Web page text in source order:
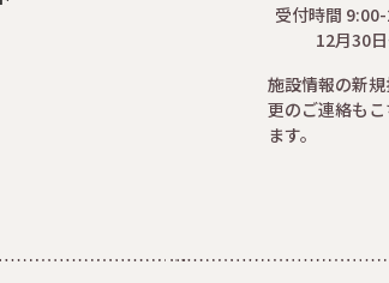
受付時間
12月30
施設情報の新
更のご連絡も
ます。